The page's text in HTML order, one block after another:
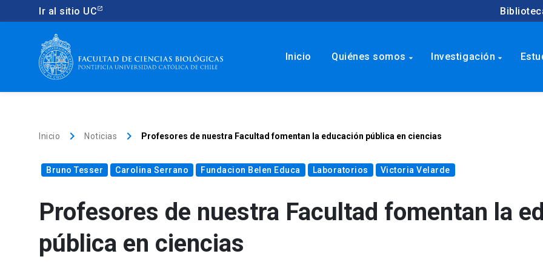
Ir al sitio UC
Inicio Quiénes somos arrow_drop_down Investigación arrow_drop_down
Inicio keyboard_arrow_right Noticias keyboard_arrow_right Profesores de nuestra Facultad fomentan la educación pública en ciencias
Bruno Tesser Carolina Serrano Fundacion Belen Educa Laboratorios Victoria Velarde
Profesores de nuestra Facultad fomentan la
pública en ciencias